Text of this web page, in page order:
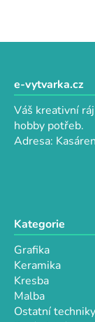
e-vytvarka.cz
Váš kreativní
hobby potřeb.
Adresa:
Kategorie
Grafika
Keramika
Kresba
Malba
Ostatní techniky